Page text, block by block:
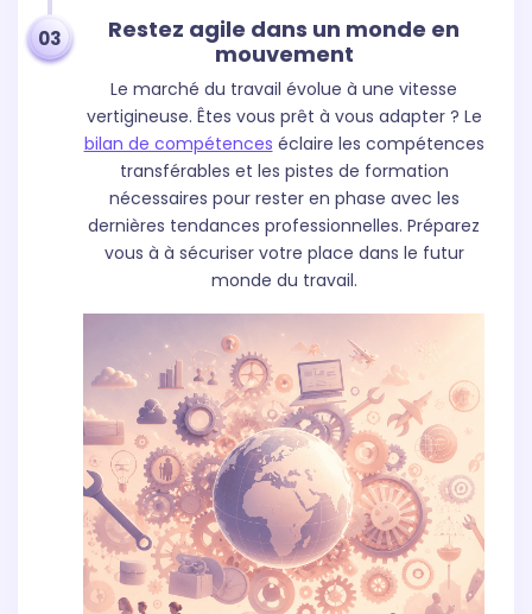
Restez agile dans un monde en
mouvement
Le marché du travail évolue à une vitesse
vertigineuse. Êtes vous prêt à vous adapter ? Le
bilan de compétences éclaire les compétences
transférables et les pistes de formation
nécessaires pour rester en phase avec les
dernières tendances professionnelles. Préparez
vous à à sécuriser votre place dans le futur
monde du travail.
03